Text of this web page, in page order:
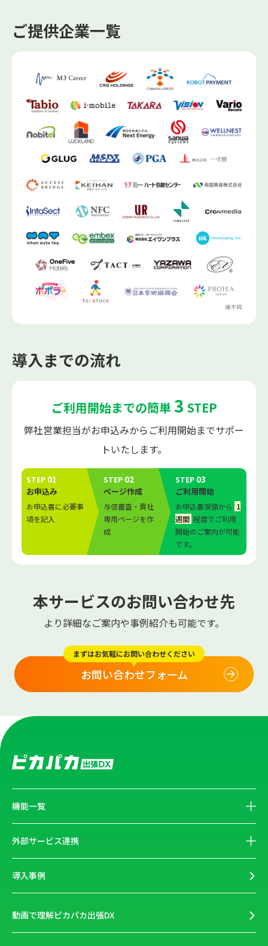
ご提供企業一覧
導入までの流れ
ご利用開始までの簡単3 STEP
弊社営業担当がお申込みからご利用開始までサポー
トいたします。
STEP 01
お申込み
お申込書に必要事
項を記入
STEP 02
ページ作成
与信審査・貴社
専用ページを作
成
STEP 03
ご利用開始
お申込書受領から 1
週間 程度でご利用
開始のご案内が可能
です。
本サービスのお問い合わせ先
より詳細なご案内や事例紹介も可能です。
まずはお気軽にお問い合わせください
お問い合わせフォーム
機能一覧
外部サービス連携
導入事例
動画で理解ピカパカ出張DX